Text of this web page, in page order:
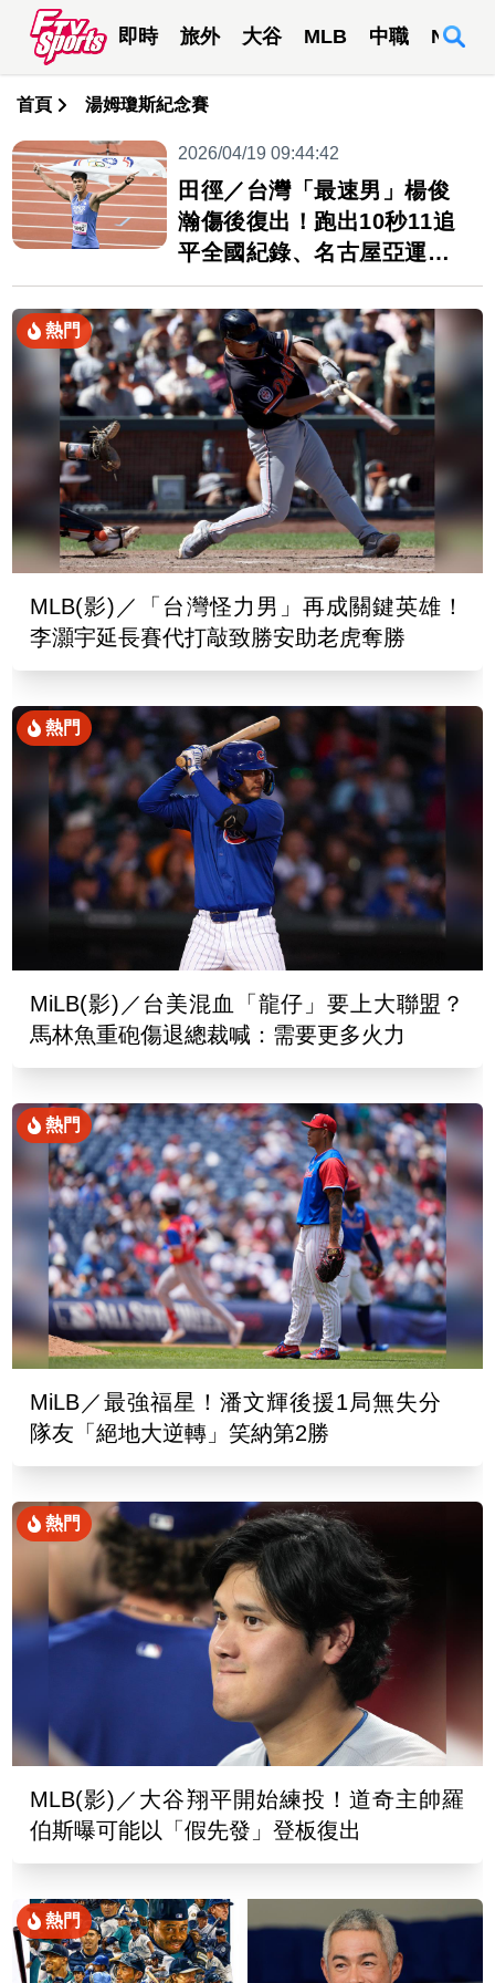
即時 旅外 大谷 MLB 中職 NBA
首頁 湯姆瓊斯紀念賽
2026/04/19 09:44:42
田徑／台灣「最速男」楊俊
瀚傷後復出！跑出10秒11追
平全國紀錄、名古屋亞運達
標
熱門
MLB(影)／「台灣怪力男」再成關鍵英雄！
李灝宇延長賽代打敲致勝安助老虎奪勝
熱門
MiLB(影)／台美混血「龍仔」要上大聯盟？
馬林魚重砲傷退總裁喊：需要更多火力
熱門
MiLB／最強福星！潘文輝後援1局無失分
隊友「絕地大逆轉」笑納第2勝
熱門
MLB(影)／大谷翔平開始練投！道奇主帥羅
伯斯曝可能以「假先發」登板復出
熱門